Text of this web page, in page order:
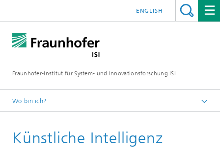
Fraunhofer-Institut für System- und Innovationsforschung ISI
ENGLISH
Wo bin ich?
Joint Innovation Hub
Künstliche Intelligenz